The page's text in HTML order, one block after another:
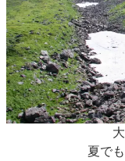
夏で